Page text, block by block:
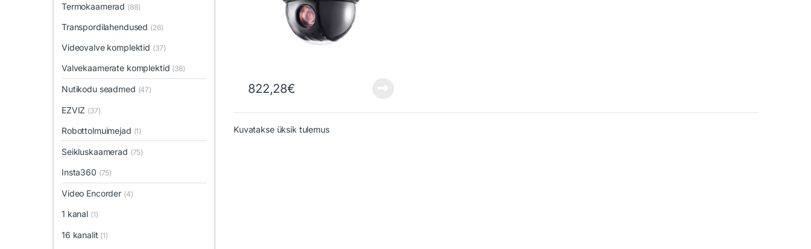
822,28€
Kuvatakse üksik tulemus
Termokaamerad (88)
Transpordilahendused (26)
Videovalve komplektid (37)
Valvekaamerate komplektid (38)
Nutikodu seadmed (47)
EZVIZ (37)
Robottolmuimejad (1)
Seikluskaamerad (75)
Insta360 (75)
Video Encorder (4)
1 kanal (1)
16 kanalit (1)